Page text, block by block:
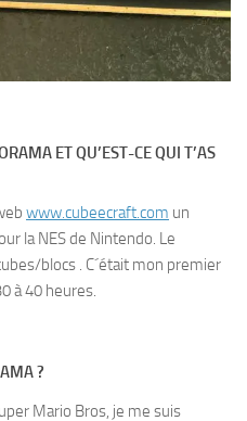
ET QU’EST-CE QUI T’AS
www.cubeecraft.com un
la NES de Nintendo. Le
blocs . C´était mon premier
à 40 heures.
?
Mario Bros, je me suis